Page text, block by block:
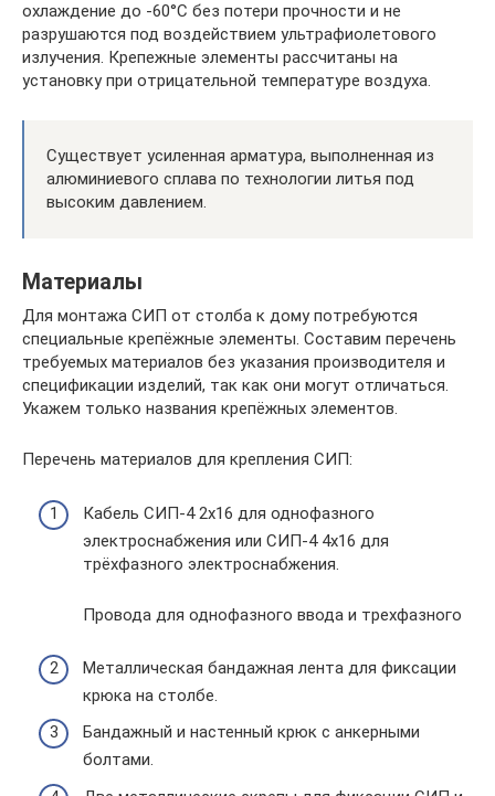
охлаждение до -60°С без потери прочности и не
разрушаются под воздействием ультрафиолетового
излучения. Крепежные элементы рассчитаны на
установку при отрицательной температуре воздуха.
Существует усиленная арматура, выполненная из
алюминиевого сплава по технологии литья под
высоким давлением.
Материалы
Для монтажа СИП от столба к дому потребуются
специальные крепёжные элементы. Составим перечень
требуемых материалов без указания производителя и
спецификации изделий, так как они могут отличаться.
Укажем только названия крепёжных элементов.
Перечень материалов для крепления СИП:
Кабель СИП-4 2х16 для однофазного
электроснабжения или СИП-4 4х16 для
трёхфазного электроснабжения.
Провода для однофазного ввода и трехфазного
Металлическая бандажная лента для фиксации
крюка на столбе.
Бандажный и настенный крюк с анкерными
болтами.